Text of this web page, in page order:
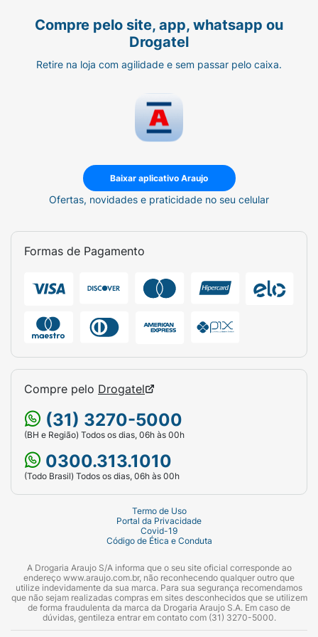
Compre pelo site, app, whatsapp ou
Drogatel
Retire na loja com agilidade e sem passar pelo caixa.
Baixar aplicativo Araujo
Ofertas, novidades e praticidade no seu celular
Formas de Pagamento
Compre pelo Drogatel
(31) 3270-5000
(BH e Região) Todos os dias, 06h às 00h
0300.313.1010
(Todo Brasil) Todos os dias, 06h às 00h
Termo de Uso
Portal da Privacidade
Covid-19
Código de Ética e Conduta
A Drogaria Araujo S/A informa que o seu site oficial corresponde ao
endereço www.araujo.com.br, não reconhecendo qualquer outro que
utilize indevidamente da sua marca. Para sua segurança recomendamos
que não sejam realizadas compras em sites desconhecidos que se utilizem
de forma fraudulenta da marca da Drogaria Araujo S.A. Em caso de
dúvidas, gentileza entrar em contato com (31) 3270-5000.